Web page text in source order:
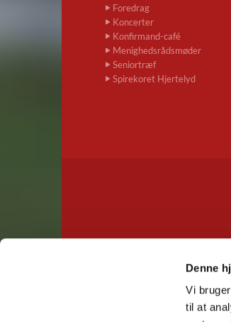
Denne
Vi
til at
Foredrag
Koncerter
Konfirmand-café
Menighedsrådsmøder
Seniortræf
Spirekoret Hjertelyd